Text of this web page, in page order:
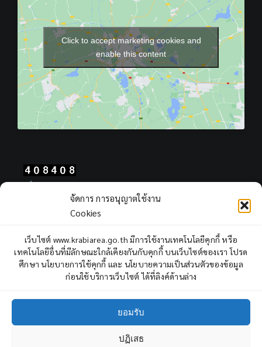
จัดการ การอนุญาตใช้งาน
Cookies
เว็บไซต์ www.krabiarea.go.th มีการใช้งานเทคโนโลยีคุกกี้ หรือ
เทคโนโลยีอื่นที่มีลักษณะใกล้เคียงกันกับคุกกี้ บนเว็บไซต์ของเรา โปรด
ศึกษา นโยบายการใช้คุกกี้ และ นโยบายความเป็นส่วนตัวของข้อมูล
ก่อนใช้บริการเว็บไซต์ ได้ที่ลิงค์ด้านล่าง
ยอมรับ
ปฏิเสธ
Click to accept marketing cookies and
enable this content
Views Today : 1170
Views Yesterday : 2249
Total views : 966766
Who's Online : 6